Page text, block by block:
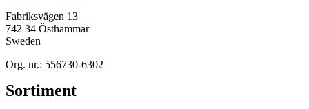
Fabriksvägen 13
742 34 Östhammar
Sweden
Org. nr.: 556730-6302
Sortiment